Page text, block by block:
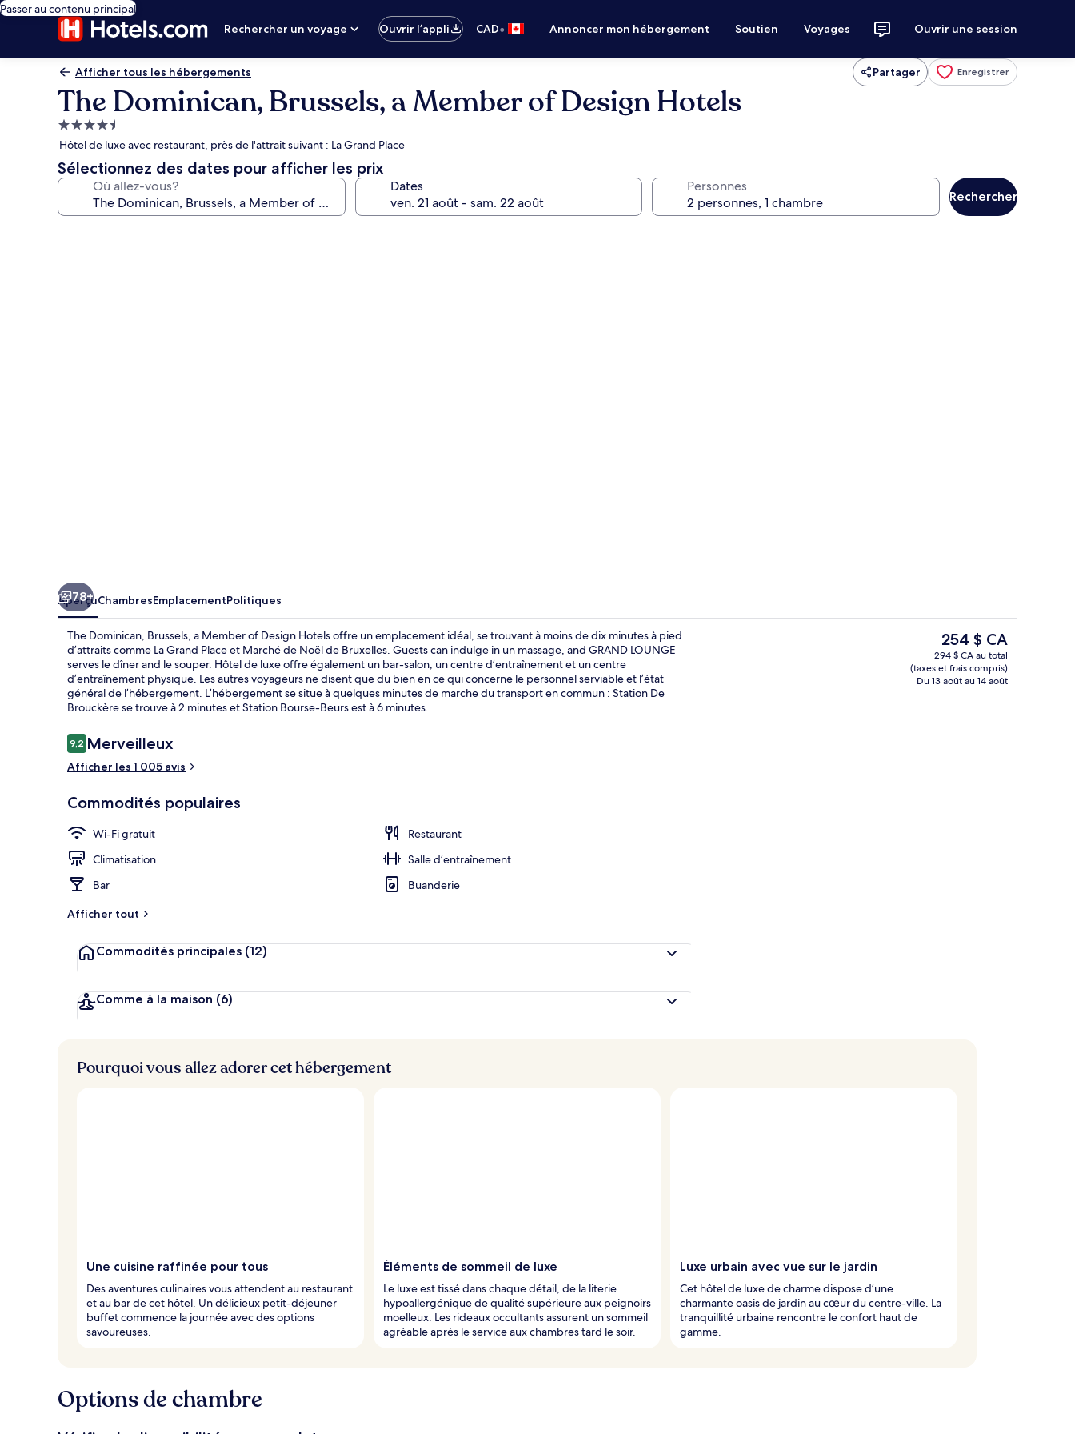
Passer au contenu principal
Rechercher un voyage
Ouvrir l’appli CAD• Annoncer mon hébergement Soutien Voyages Ouvrir une session
Afficher tous les hébergements Partager Enregistrer
The Dominican, Brussels, a Member of Design Hotels
Hébergement
4.5 étoiles
Hôtel de luxe avec restaurant, près de l'attrait suivant : La Grand Place
Sélectionnez des dates pour afficher les prix
Où allez-vous? Dates Personnes
Rechercher
Dîner et souper servis sur place Extérieur
78+
AperçuChambresEmplacementPolitiques
The Dominican, Brussels, a Member of Design Hotels offre un emplacement idéal, se trouvant à moins de dix minutes à pied
d’attraits comme La Grand Place et Marché de Noël de Bruxelles. Guests can indulge in un massage, and GRAND LOUNGE
serves le dîner and le souper. Hôtel de luxe offre également un bar-salon, un centre d’entraînement et un centre
d’entraînement physique. Les autres voyageurs ne disent que du bien en ce qui concerne le personnel serviable et l’état
général de l’hébergement. L’hébergement se situe à quelques minutes de marche du transport en commun : Station De
Brouckère se trouve à 2 minutes et Station Bourse-Beurs est à 6 minutes.
Avis
9,29,2 sur 10 –
Merveilleux
Afficher les 1 005 avis
Commodités populaires
Wi-Fi gratuit
Restaurant
Climatisation
Salle d’entraînement
Bar
Buanderie
Afficher tout
Commodités principales (12)
Comme à la maison (6)
Le
prix
actuel
est
254 $ CA
294 $ CA au total
(taxes et frais compris)
Du 13 août au 14 août
Pourquoi vous allez adorer cet hébergement
Une cuisine raffinée pour tous
Des aventures culinaires vous attendent au restaurant
et au bar de cet hôtel. Un délicieux petit-déjeuner
buffet commence la journée avec des options
savoureuses.
Éléments de sommeil de luxe
Le luxe est tissé dans chaque détail, de la literie
hypoallergénique de qualité supérieure aux peignoirs
moelleux. Les rideaux occultants assurent un sommeil
agréable après le service aux chambres tard le soir.
Luxe urbain avec vue sur le jardin
Cet hôtel de luxe de charme dispose d’une
charmante oasis de jardin au cœur du centre-ville. La
tranquillité urbaine rencontre le confort haut de
gamme.
Options de chambre